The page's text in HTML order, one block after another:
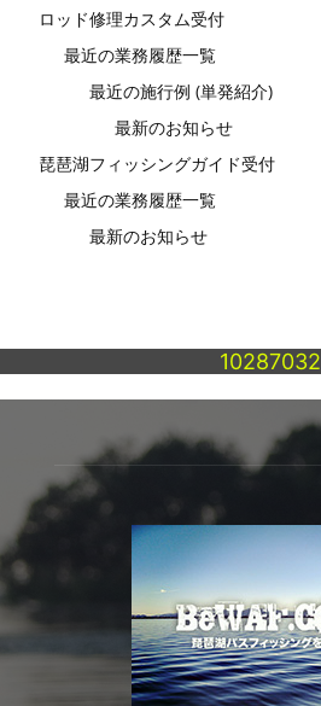
ロッド修理カスタム受付
最近の業務履歴一覧
最近の施行例 (単発紹介)
最新のお知らせ
琵琶湖フィッシングガイド受付
最近の業務履歴一覧
最新のお知らせ
10287032